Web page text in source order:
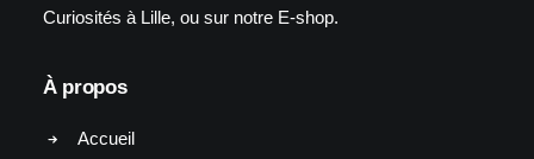
Curiosités à Lille, ou sur notre E-shop.
À propos
Accueil